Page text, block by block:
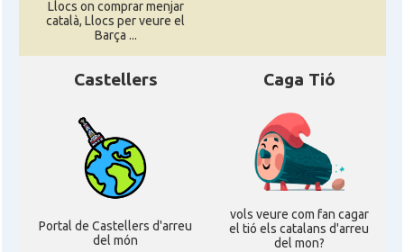
Llocs on comprar menjar
català, Llocs per veure el
Barça ...
Castellers
Portal de Castellers d'arreu
del món
Caga Tió
vols veure com fan cagar
el tió els catalans d'arreu
del mon?